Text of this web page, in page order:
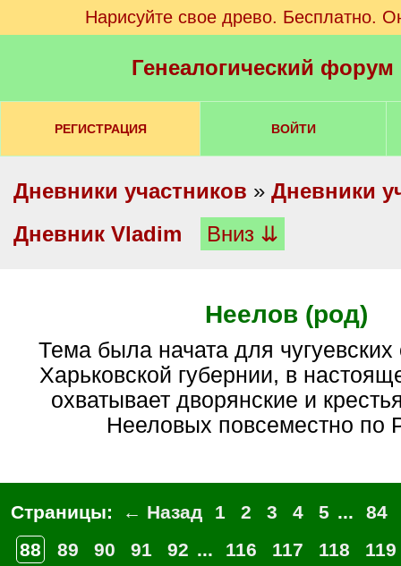
Нарисуйте свое древо. Бесплатно.
Генеалогический
РЕГИСТРАЦИЯ ВОЙТИ
Дневники участников » Дневники
Дневник Vladim
Вниз ⇊
Неелов (род)
Тема была начата для чугуевских однодворцев
Харьковской губернии, в
охватывает дворянские и
Нееловых повсеместно по
Страницы: ← Назад 1 2 3 4 5 ...
84
88
89 90 91 92 ... 116 117 118
119